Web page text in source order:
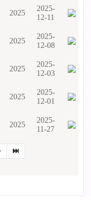
2025
2025-
12-11
2025
2025-
12-08
2025
2025-
12-03
2025
2025-
12-01
2025
2025-
11-27